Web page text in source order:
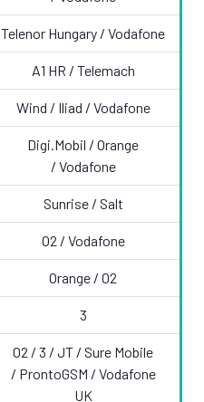
Telenor Hungary / Vodafone
A1 HR / Telemach
Wind / Iliad / Vodafone
Digi.Mobil / Orange
/ Vodafone
Sunrise / Salt
O2 / Vodafone
Orange / O2
3
O2 / 3 / JT / Sure Mobile
/ ProntoGSM / Vodafone
UK